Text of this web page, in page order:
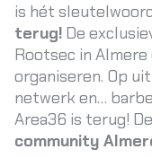
is hét
terug! De
Rootsec in
organiseren. Op
netwerk en…
Area36 is terug!
community